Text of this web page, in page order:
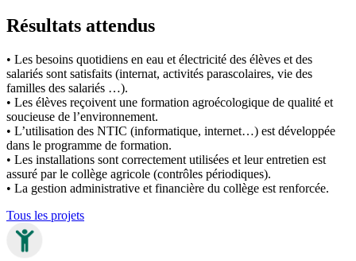
Résultats attendus
• Les besoins quotidiens en eau et électricité des élèves et des
salariés sont satisfaits (internat, activités parascolaires, vie des
familles des salariés …).
• Les élèves reçoivent une formation agroécologique de qualité et
soucieuse de l’environnement.
• L’utilisation des NTIC (informatique, internet…) est développée
dans le programme de formation.
• Les installations sont correctement utilisées et leur entretien est
assuré par le collège agricole (contrôles périodiques).
• La gestion administrative et financière du collège est renforcée.
Tous les projets